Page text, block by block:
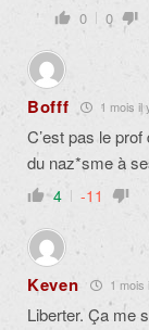
0 0
Bofff 1 mois il
C’est pas le
du naz*sme à
4 -11
Keven 1 mois
Liberter. Ça me